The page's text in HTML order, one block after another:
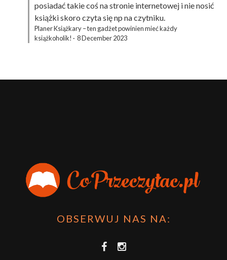
posiadać takie coś na stronie internetowej i nie nosić
książki skoro czyta się np na czytniku.
Planer Książkary – ten gadżet powinien mieć każdy
książkoholik! · 8 December 2023
OBSERWUJ NAS NA: